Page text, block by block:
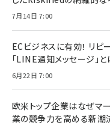
7月14日 7:00
ECビジネスに有効！ リ
「LINE通知メッセージ」と
6月22日 7:00
欧米トップ企業はなぜマ
業の競争力を高める新潮